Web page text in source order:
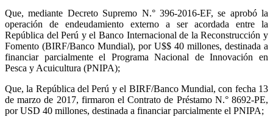
Que, mediante Decreto Supremo N.° 396-2016-EF, se aprobó la
operación de endeudamiento externo a ser acordada entre la
República del Perú y el Banco Internacional de la Reconstrucción y
Fomento (BIRF/Banco Mundial), por U$$ 40 millones, destinada a
financiar parcialmente el Programa Nacional de Innovación en
Pesca y Acuicultura (PNIPA);
Que, la República del Perú y el BIRF/Banco Mundial, con fecha 13
de marzo de 2017, firmaron el Contrato de Préstamo N.° 8692-PE,
por USD 40 millones, destinada a financiar parcialmente el PNIPA;